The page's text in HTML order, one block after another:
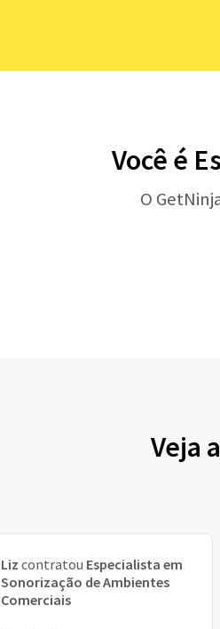
Você é
O
Veja
Liz contratou Especialista em
Sonorização de Ambientes
Comerciais